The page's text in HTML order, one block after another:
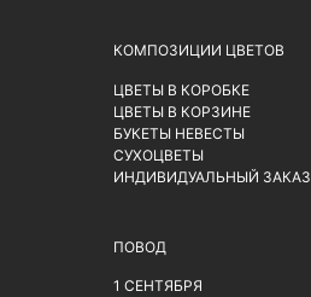
КОМПОЗИЦИИ ЦВЕТОВ
ЦВЕТЫ В КОРОБКЕ
ЦВЕТЫ В КОРЗИНЕ
БУКЕТЫ НЕВЕСТЫ
СУХОЦВЕТЫ
ИНДИВИДУАЛЬНЫЙ ЗАКАЗ
ПОВОД
1 СЕНТЯБРЯ